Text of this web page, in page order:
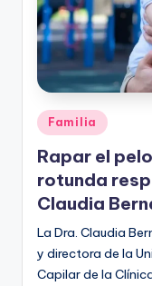
Publicado
en
Familia
Rapar el
rotunda
Claudia
La Dra. Claudia
y directora de la
Capilar de la